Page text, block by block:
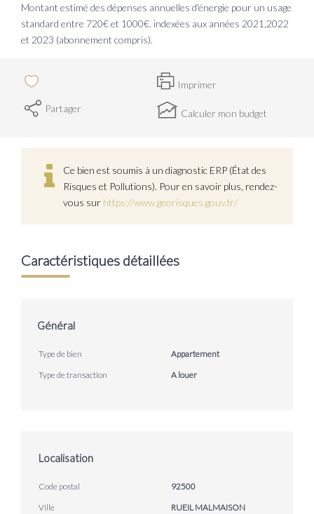
Montant estimé des dépenses annuelles d'énergie pour un usage
standard entre 720€ et 1000€. indexées aux années 2021,2022
et 2023 (abonnement compris).
Imprimer
Partager
Calculer mon budget
Ce bien est soumis à un diagnostic ERP (État des
Risques et Pollutions). Pour en savoir plus, rendez-
vous sur https://www.georisques.gouv.fr/
Caractéristiques détaillées
Général
Type de bien
Appartement
Type de transaction
A louer
Localisation
Code postal
92500
Ville
RUEIL MALMAISON